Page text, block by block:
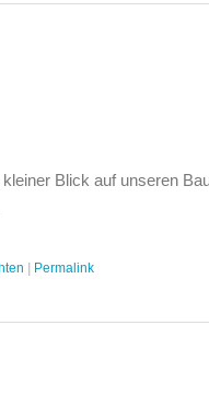
Blick auf unseren
Permalink